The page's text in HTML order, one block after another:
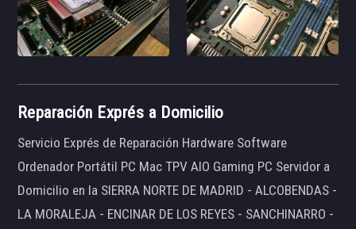
Reparación Exprés a Domicilio
Servicio Exprés de Reparación Hardware Software
Ordenador Portátil PC Mac TPV AIO Gaming PC Servidor a
Domicilio en la SIERRA NORTE DE MADRID - ALCOBENDAS -
LA MORALEJA - ENCINAR DE LOS REYES - SANCHINARRO -